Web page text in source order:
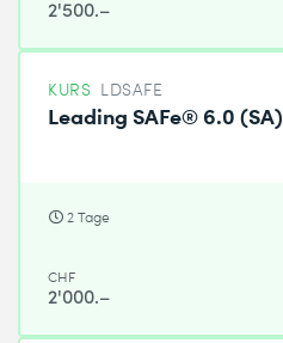
2'500.–
KURS LDSAFE
Leading SAFe® 6.0 (SA)
2 Tage
CHF
2'000.–